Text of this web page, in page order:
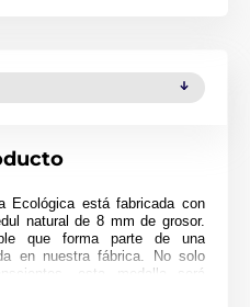
Ecológica está fabricada con
natural de 8 mm de grosor.
que forma parte de una
en nuestra fábrica. No solo
esta medalla será